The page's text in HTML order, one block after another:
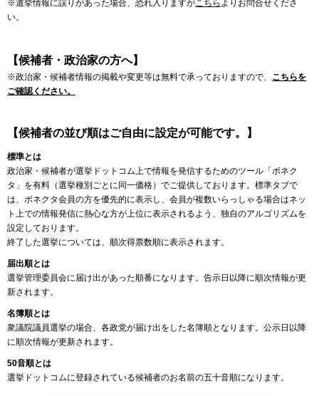
※選挙情報に誤りがあった場合、恐れ入りますがこちら よりお問合せくださ
い。
【候補者・政治家の方へ】
※政治家・候補者情報の掲載や変更等は無料で承っておりますので、 こちらを
ご確認ください。
【候補者の並び順はご自由に設定が可能です。】
標準とは
政治家・候補者が選挙ドットコム上で情報を発信するためのツール「ボネク
タ」を有料（選挙種別ごとに同一価格）でご提供しております。標準タブで
は、ボネクタ会員の方を優先的に表示し、会員が複数いらっしゃる場合はネッ
ト上での情報発信に熱心な方が上位に表示されるよう、独自のアルゴリズムを
設定しております。
終了した選挙については、順次得票数順に表示されます。
届出順とは
選挙管理委員会に届け出があった順番になります。告示日以降に順次情報が更
新されます。
名簿順とは
衆議院議員選挙の場合、各政党が届け出をした名簿順となります。公示日以降
に順次情報が更新されます。
50音順とは
選挙ドットコムに登録されている候補者のお名前の五十音順になります。